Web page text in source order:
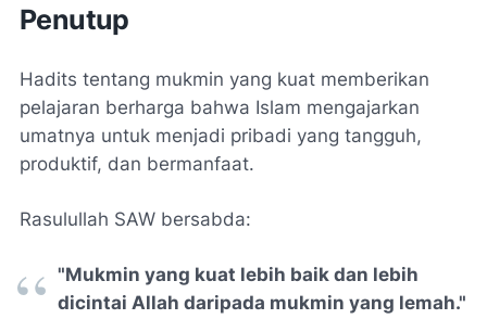
Penutup
Hadits tentang mukmin yang kuat memberikan
pelajaran berharga bahwa Islam mengajarkan
umatnya untuk menjadi pribadi yang tangguh,
produktif, dan bermanfaat.
Rasulullah SAW bersabda:
"Mukmin yang kuat lebih baik dan lebih
dicintai Allah daripada mukmin yang lemah."